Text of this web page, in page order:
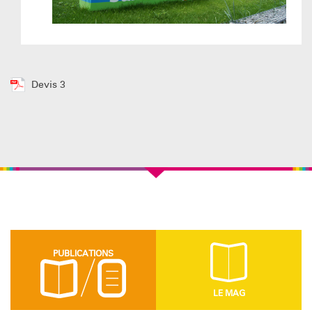
Devis 3
PUBLICATIONS
LE MAG